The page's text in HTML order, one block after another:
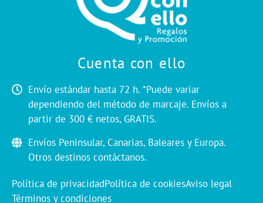
Cuenta con ello
Envío estándar hasta 72 h. *Puede variar
dependiendo del método de marcaje. Envíos a
partir de 300 € netos, GRATIS.
Envíos Peninsular, Canarias, Baleares y Europa.
Otros destinos contáctanos.
Política de privacidadPolítica de cookiesAviso legal
Términos y condiciones